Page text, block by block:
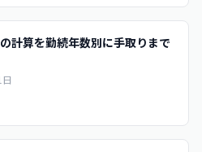
計算を勤続年数別に手取りまで